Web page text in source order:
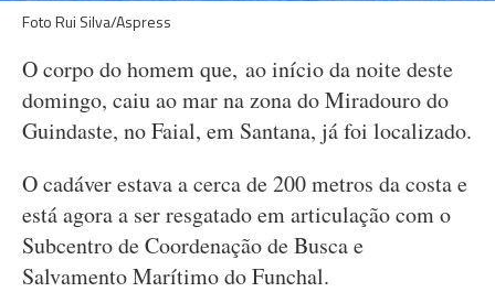
Foto Rui Silva/Aspress
O corpo do homem que, ao início da noite deste
domingo, caiu ao mar na zona do Miradouro do
Guindaste, no Faial, em Santana, já foi localizado.
O cadáver estava a cerca de 200 metros da costa e
está agora a ser resgatado em articulação com o
Subcentro de Coordenação de Busca e
Salvamento Marítimo do Funchal.